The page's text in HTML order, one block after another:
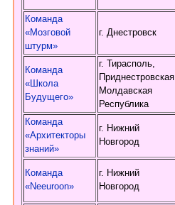
Команда
«Мозговой
штурм»
г. Днестровск
Команда
«Школа
Будущего»
г. Тирасполь,
Приднестровская
Молдавская
Республика
Команда
«Архитекторы
знаний»
г. Нижний
Новгород
Команда
«Neeuroon»
г. Нижний
Новгород